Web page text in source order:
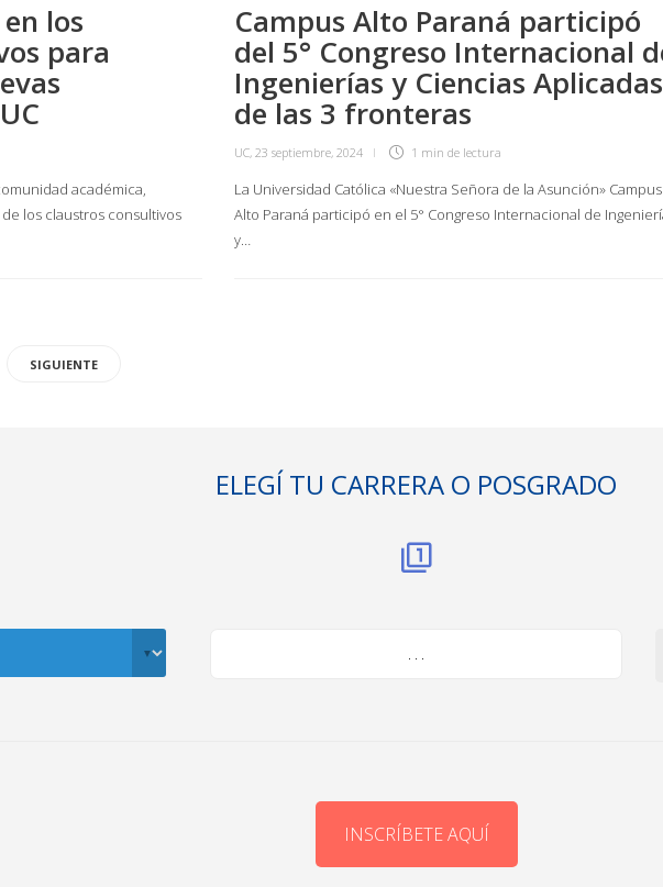
los
para
académica,
los claustros consultivos
Campus Alto Paraná participó
del 5° Congreso Internacional
Ingenierías y Ciencias Aplicadas
de las 3 fronteras
UC, 23 septiembre, 2024 1 min de lectura
La Universidad Católica «Nuestra Señora de la Asunción» Campus
Alto Paraná participó en el 5° Congreso Internacional de
y…
SIGUIENTE
ELEGÍ TU CARRERA O POSGRADO
. . .
INSCRÍBETE AQUÍ